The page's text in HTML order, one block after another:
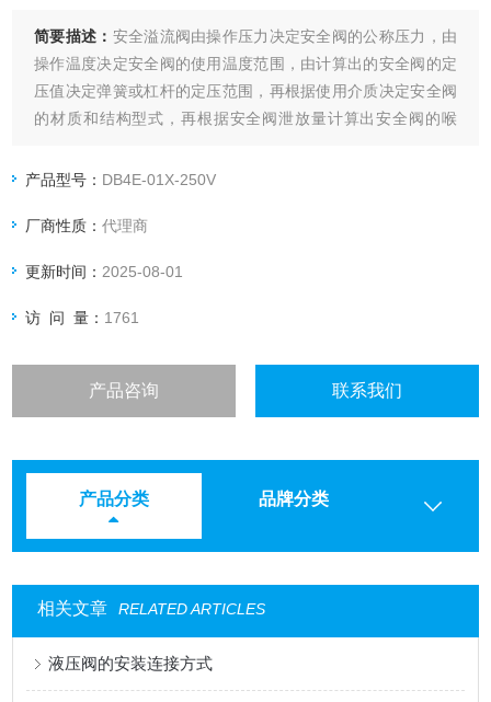
简要描述： 安全溢流阀由操作压力决定安全阀的公称压力，由
操作温度决定安全阀的使用温度范围，由计算出的安全阀的定
压值决定弹簧或杠杆的定压范围，再根据使用介质决定安全阀
的材质和结构型式，再根据安全阀泄放量计算出安全阀的喉
产品型号： DB4E-01X-250V
厂商性质：代理商
更新时间： 2025-08-01
访 问 量： 1761
产品咨询 联系我们
产品分类 品牌分类
相关文章 RELATED ARTICLES
液压阀的安装连接方式